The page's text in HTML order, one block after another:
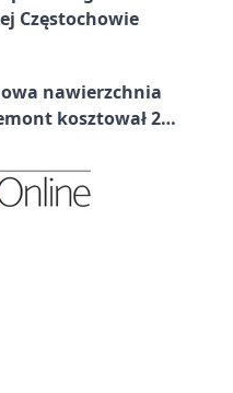
Częstochowie
nawierzchnia
kosztował 222